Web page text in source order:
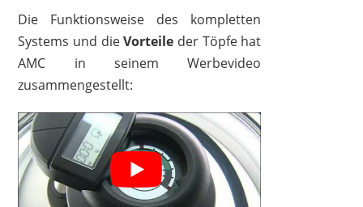
Die Funktionsweise des kompletten
Systems und dieVorteile der Töpfe hat
AMC in seinem Werbevideo
zusammengestellt: